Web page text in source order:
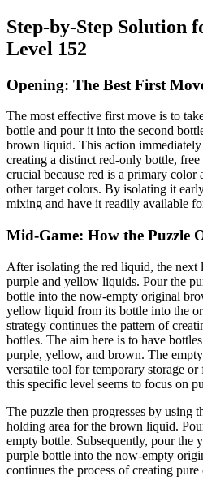
Step-by-Step Solution
Level 152
Opening: The Best First
The most effective first move is to
bottle and pour it into the second
brown liquid. This action
creating a distinct red-only bottle,
crucial because red is a primary
other target colors. By isolating it
mixing and have it readily available
Mid-Game: How the Puzzle
After isolating the red liquid, the next
purple and yellow liquids. Pour the
bottle into the now-empty original
yellow liquid from its bottle into the
strategy continues the pattern of
bottles. The aim here is to have
purple, yellow, and brown. The
versatile tool for temporary storage
this specific level seems to focus on
The puzzle then progresses by using
holding area for the brown liquid.
empty bottle. Subsequently, pour
purple bottle into the now-empty
continues the process of creating